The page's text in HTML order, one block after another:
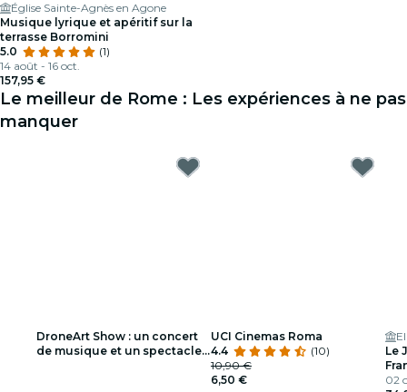
Église Sainte-Agnès en Agone
Musique lyrique et apéritif sur la
terrasse Borromini
5.0
(1)
14 août - 16 oct.
157,95 €
Le meilleur de Rome : Les expériences à ne pas
manquer
DroneArt Show : un concert
de musique et un spectacle
UCI Cinemas Roma
4.4
(10)
10,90 €
6,50 €
Le
02